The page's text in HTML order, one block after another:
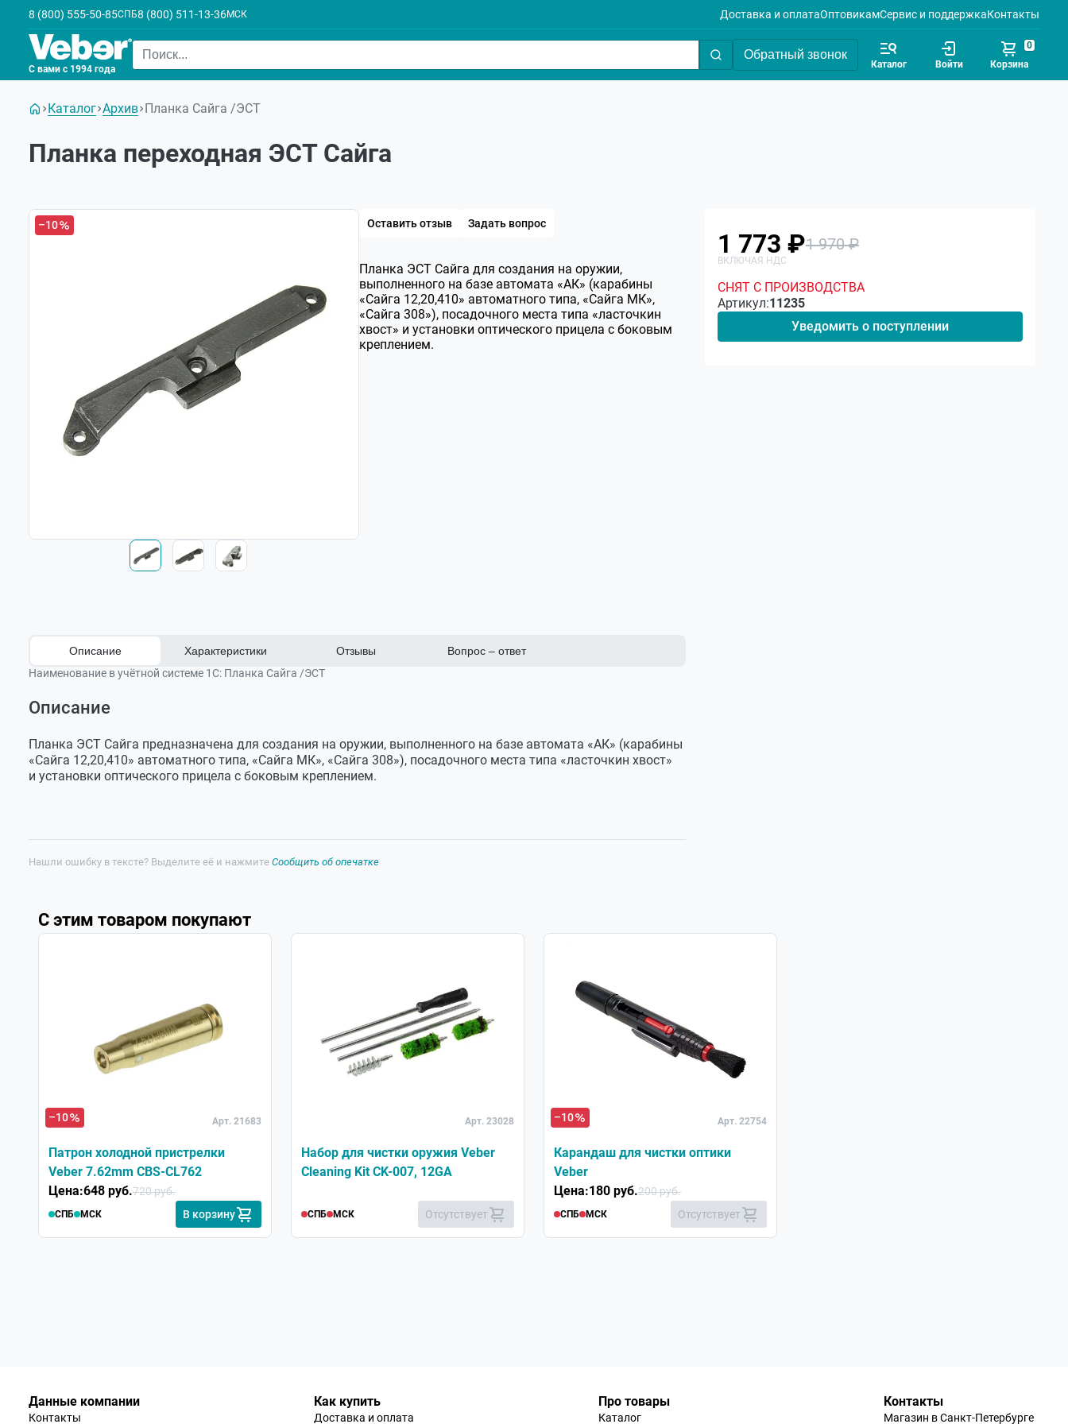
8 (800) 555-50-85СПБ8 (800) 511-13-36МСК Доставка и оплатаОптовикамСервис и поддержкаКонтакты
С вами с 1994 года
Обратный звонок
Каталог Войти Корзина
0
Каталог Архив Планка Сайга /ЭСТ
Планка переходная ЭСТ Сайга
–10 Оставить отзыв Задать вопрос
Планка ЭСТ Сайга для создания на оружии,
выполненного на базе автомата «АК» (карабины
«Сайга 12,20,410» автоматного типа, «Сайга МК»,
«Сайга 308»), посадочного места типа «ласточкин
хвост» и установки оптического прицела с боковым
креплением.
Описание Характеристики Отзывы
Вопрос – ответ
Наименование в учётной системе 1С: Планка Сайга /ЭСТ
Описание
Планка ЭСТ Сайга предназначена для создания на оружии, выполненного на базе автомата «АК» (карабины
«Сайга 12,20,410» автоматного типа, «Сайга МК», «Сайга 308»), посадочного места типа «ласточкин хвост»
и установки оптического прицела с боковым креплением.
Габариты,
Вес, г 90
Оставить отзыв
Задать вопрос
Нашли ошибку в тексте? Выделите её и нажмите Сообщить об опечатке
1 773 ₽1 970 ₽
СНЯТ С ПРОИЗВОДСТВА
Артикул:11235
Уведомить о поступлении
С этим товаром покупают
–10 Арт. 21683
Патрон холодной пристрелки
Veber 7.62mm CBS-CL762
Цена:648 руб.720 руб.
СПБ МСК В корзину
Арт. 23028
Набор для чистки оружия Veber
Cleaning Kit CK-007, 12GA
СПБ МСК Отсутствует
–10
Арт. 22754
Карандаш для чистки оптики
Veber
Цена:180 руб.200 руб.
СПБ МСК Отсутствует
Данные компании
Контакты
Как купить
Доставка и оплата
Про товары
Каталог
Контакты
Магазин в Санкт-Петербурге